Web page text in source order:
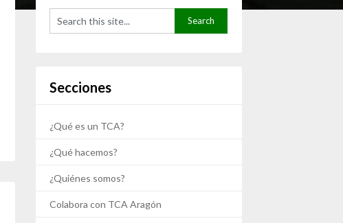
Secciones
¿Qué es un TCA?
¿Qué hacemos?
¿Quiénes somos?
Colabora con TCA Aragón